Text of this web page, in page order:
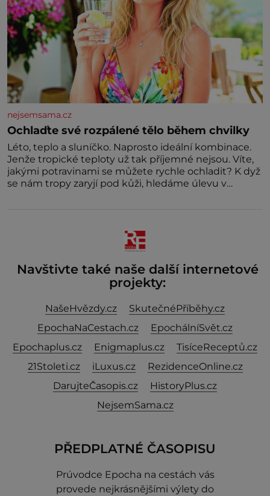
nejsemsama.cz
Ochlaďte své rozpálené tělo během chvilky
Léto, teplo a sluníčko. Naprosto ideální kombinace.
Jenže tropické teploty už tak příjemné nejsou. Víte,
jakými potravinami se můžete rychle ochladit? K dyž
se nám tropy zaryjí pod kůži, hledáme úlevu v
Navštivte také naše další internetové
projekty:
NašeHvězdy.cz
SkutečnéPříběhy.cz
EpochaNaCestach.cz
EpochálníSvět.cz
Epochaplus.cz
Enigmaplus.cz
TisíceReceptů.cz
21Stoleti.cz
iLuxus.cz
RezidenceOnline.cz
DarujteČasopis.cz
HistoryPlus.cz
NejsemSama.cz
PŘEDPLATNÉ ČASOPISU
Prúvodce Epocha na cestách vás
provede nejkrásnějšími výlety do